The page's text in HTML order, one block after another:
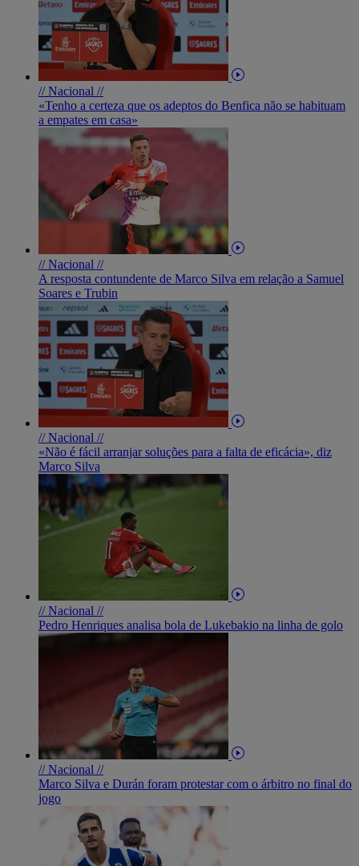
// Nacional //
«Tenho a certeza que os adeptos do Benfica não se habituam
a empates em casa»
// Nacional //
A resposta contundente de Marco Silva em relação a Samuel
Soares e Trubin
// Nacional //
«Não é fácil arranjar soluções para a falta de eficácia», diz
Marco Silva
// Nacional //
Pedro Henriques analisa bola de Lukebakio na linha de golo
// Nacional //
Marco Silva e Durán foram protestar com o árbitro no final do
jogo